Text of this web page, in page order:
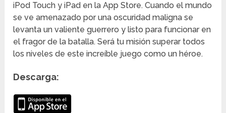
iPod Touch y iPad en la App Store. Cuando el mundo
se ve amenazado por una oscuridad maligna se
levanta un valiente guerrero y listo para funcionar en
el fragor de la batalla. Será tu misión superar todos
los niveles de este increíble juego como un héroe.
Descarga: